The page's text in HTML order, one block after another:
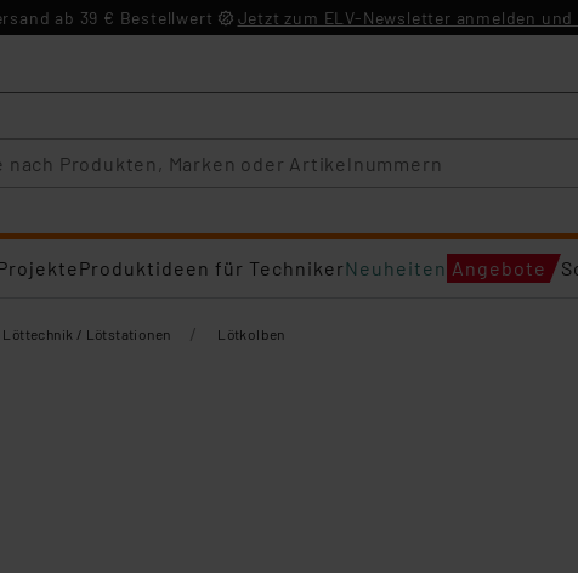
ab 39 € Bestellwert Jetzt zum ELV-Newsletter anmelden
Produktideen für TechnikerNeuheiten Angebote
Löttechnik / Lötstationen / Lötkolben